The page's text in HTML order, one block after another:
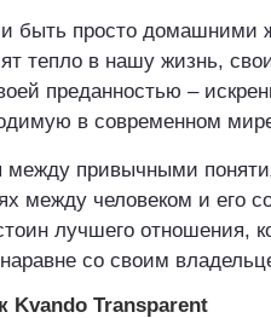
быть просто
тепло в нашу жизнь,
преданностью –
в современном
между привычными
между человеком и его
лучшего отношения,
со своим
Kvando Transparent